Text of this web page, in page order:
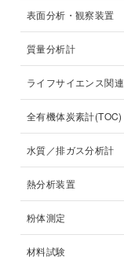
表面分析・観察装置
質量分析計
ライフサイエンス関連
全有機体炭素計(TOC)
水質／排ガス分析計
熱分析装置
粉体測定
材料試験